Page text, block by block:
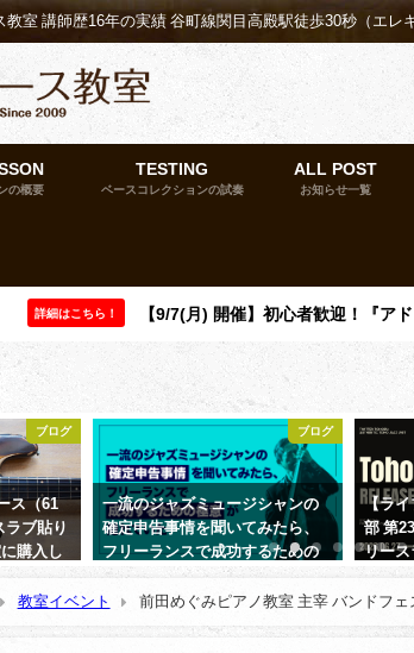
室 講師歴16年の実績 谷町線関目高殿駅徒歩30秒（エレ
の概要
TESTING
ベースコレクションの試奏
ALL POST
お知らせ一覧
詳細はこちら！ 【9/7(月) 開催】初心者歓迎！『ア
ブログ
ス（61
ラブ貼り
購入し
ブログ
一流のジャズミュージシャンの
確定申告事情を聞いてみたら、
フリーランスで成功するための
極意が隠れていた【納浩一さん
（ベーシスト）】
【ライ
部 第
リース
JAZZ
します
2026年
教室イベント 前田めぐみピアノ教室 主宰 バンドフェ